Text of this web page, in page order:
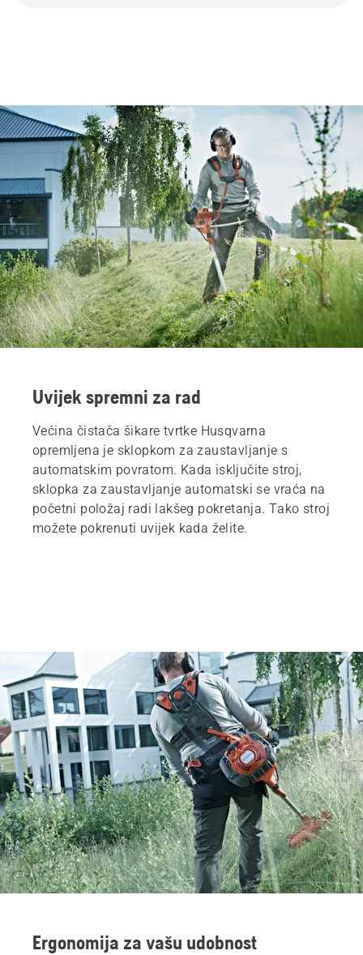
Uvijek spremni za rad
Većina čistača šikare tvrtke Husqvarna
opremljena je sklopkom za zaustavljanje s
automatskim povratom. Kada isključite stroj,
sklopka za zaustavljanje automatski se vraća na
početni položaj radi lakšeg pokretanja. Tako stroj
možete pokrenuti uvijek kada želite.
Ergonomija za vašu udobnost